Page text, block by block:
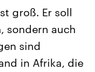
groß. Er soll
sondern auch
sind
in Afrika, die